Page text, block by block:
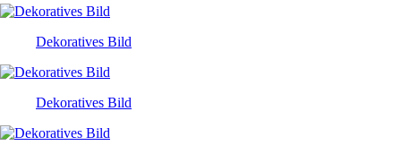
Dekoratives Bild
Dekoratives Bild